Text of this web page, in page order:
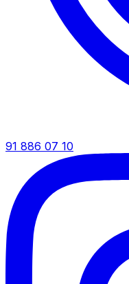
91 886 07 10